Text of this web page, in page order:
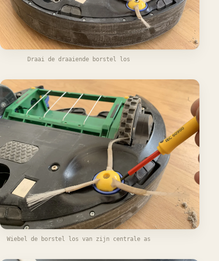
Draai de draaiende borstel los
Wiebel de borstel los van zijn centrale as